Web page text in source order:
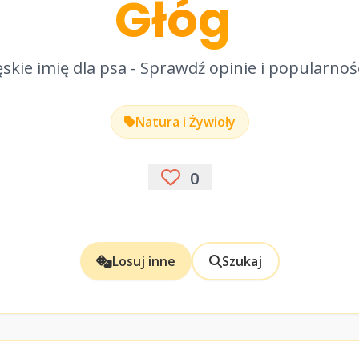
Głóg
imię dla psa - Sprawdź opinie i
Natura i Żywioły
0
Losuj inne Szukaj